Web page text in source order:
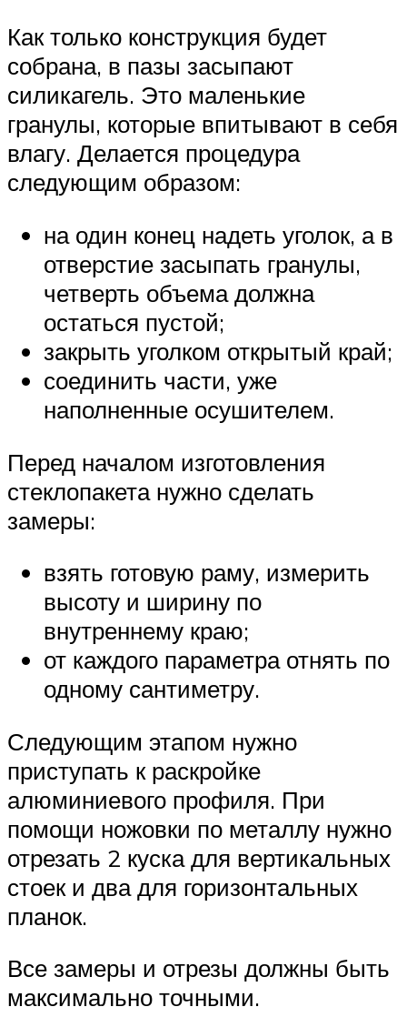
Как только конструкция будет
собрана, в пазы засыпают
силикагель. Это маленькие
гранулы, которые впитывают в себя
влагу. Делается процедура
следующим образом:
на один конец надеть уголок, а в
отверстие засыпать гранулы,
четверть объема должна
остаться пустой;
закрыть уголком открытый край;
соединить части, уже
наполненные осушителем.
Перед началом изготовления
стеклопакета нужно сделать
замеры:
взять готовую раму, измерить
высоту и ширину по
внутреннему краю;
от каждого параметра отнять по
одному сантиметру.
Следующим этапом нужно
приступать к раскройке
алюминиевого профиля. При
помощи ножовки по металлу нужно
отрезать 2 куска для вертикальных
стоек и два для горизонтальных
планок.
Все замеры и отрезы должны быть
максимально точными.